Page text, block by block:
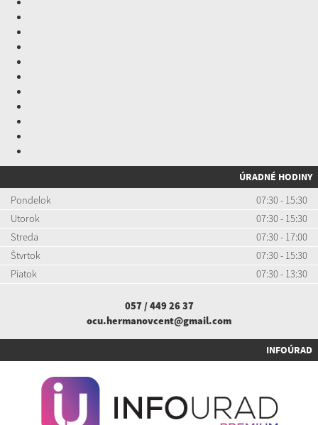
ÚRADNÉ HODINY
Pondelok
07:30 - 15:30
Utorok
07:30 - 15:30
Streda
07:30 - 17:00
Štvrtok
07:30 - 15:30
Piatok
07:30 - 13:30
057 / 449 26 37
ocu.hermanovcent@gmail.com
INFOÚRAD